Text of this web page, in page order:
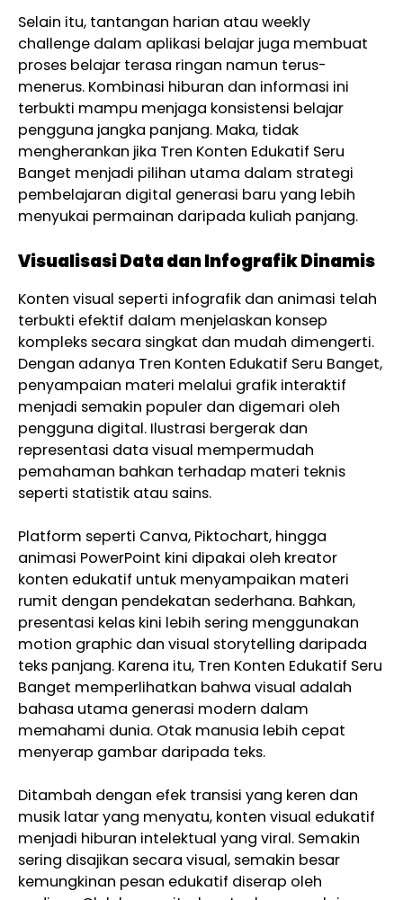
Selain itu, tantangan harian atau weekly
challenge dalam aplikasi belajar juga membuat
proses belajar terasa ringan namun terus-
menerus. Kombinasi hiburan dan informasi ini
terbukti mampu menjaga konsistensi belajar
pengguna jangka panjang. Maka, tidak
mengherankan jika Tren Konten Edukatif Seru
Banget menjadi pilihan utama dalam strategi
pembelajaran digital generasi baru yang lebih
menyukai permainan daripada kuliah panjang.
Visualisasi Data dan Infografik Dinamis
Konten visual seperti infografik dan animasi telah
terbukti efektif dalam menjelaskan konsep
kompleks secara singkat dan mudah dimengerti.
Dengan adanya Tren Konten Edukatif Seru Banget,
penyampaian materi melalui grafik interaktif
menjadi semakin populer dan digemari oleh
pengguna digital. Ilustrasi bergerak dan
representasi data visual mempermudah
pemahaman bahkan terhadap materi teknis
seperti statistik atau sains.
Platform seperti Canva, Piktochart, hingga
animasi PowerPoint kini dipakai oleh kreator
konten edukatif untuk menyampaikan materi
rumit dengan pendekatan sederhana. Bahkan,
presentasi kelas kini lebih sering menggunakan
motion graphic dan visual storytelling daripada
teks panjang. Karena itu, Tren Konten Edukatif Seru
Banget memperlihatkan bahwa visual adalah
bahasa utama generasi modern dalam
memahami dunia. Otak manusia lebih cepat
menyerap gambar daripada teks.
Ditambah dengan efek transisi yang keren dan
musik latar yang menyatu, konten visual edukatif
menjadi hiburan intelektual yang viral. Semakin
sering disajikan secara visual, semakin besar
kemungkinan pesan edukatif diserap oleh